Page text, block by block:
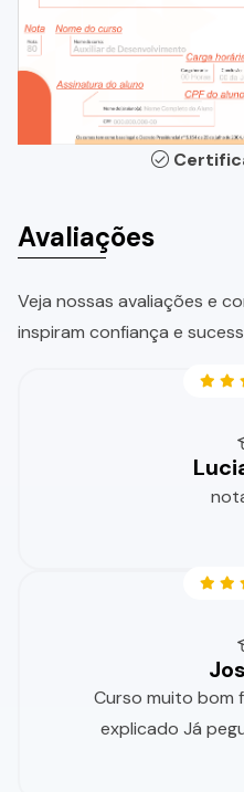
Avaliações
Veja nossas avaliações e
inspiram confiança e
Curso muito bom
explicado Já